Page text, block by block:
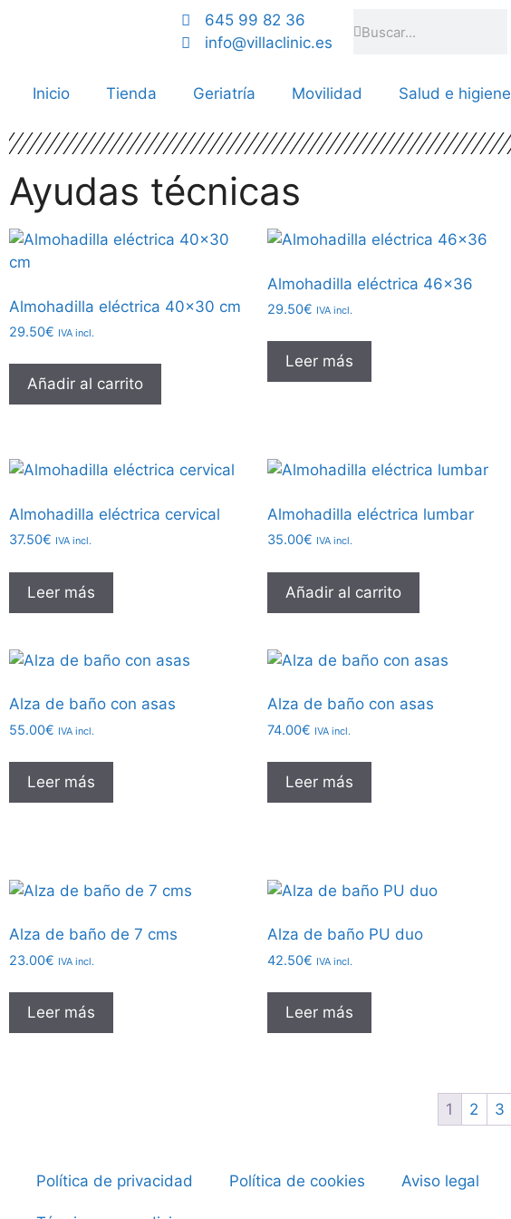
645 99 82 36
info@villaclinic.es
Inicio Tienda Geriatría Movilidad Salud e higiene
Ayudas técnicas
Almohadilla eléctrica 40×30 cm
29.50€ IVA incl.
Añadir al carrito
Almohadilla eléctrica 46×36
29.50€ IVA incl.
Leer más
Almohadilla eléctrica cervical
37.50€ IVA incl.
Leer más
Almohadilla eléctrica lumbar
35.00€ IVA incl.
Añadir al carrito
Alza de baño con asas
55.00€ IVA incl.
Leer más
Alza de baño con asas
74.00€ IVA incl.
Leer más
Alza de baño de 7 cms
23.00€ IVA incl.
Leer más
Alza de baño PU duo
42.50€ IVA incl.
Leer más
1 2 3
Política de privacidad Política de cookies Aviso legal